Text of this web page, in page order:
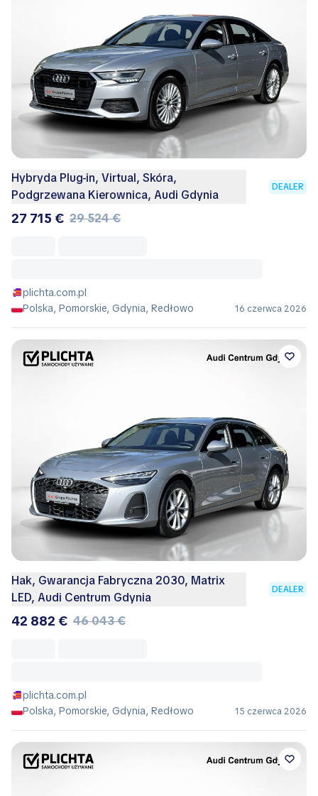
Hybryda Plug-in, Virtual, Skóra,
Podgrzewana Kierownica, Audi Gdynia
DEALER
27 715 € 29 524 €
plichta.com.pl
Polska, Pomorskie, Gdynia, Redłowo
16 czerwca 2026
Hak, Gwarancja Fabryczna 2030, Matrix
LED, Audi Centrum Gdynia
DEALER
42 882 € 46 043 €
plichta.com.pl
Polska, Pomorskie, Gdynia, Redłowo
15 czerwca 2026